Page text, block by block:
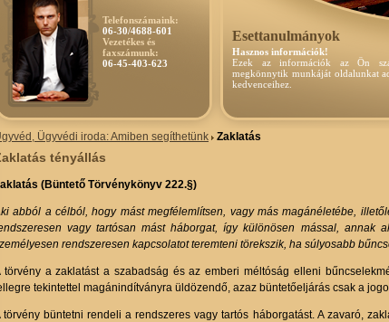
Telefonszámaink:
06-30/4688-601
Vezetékes és
faxszámunk:
06-45-403-623
Esettanulmányok
Hasznos információk!
Ezek az információk az Ön
megkönnytik munkáját oldalunkat
kedvenceihez.
Ügyvédi iroda: Amiben segíthetünk Zaklatás
tényállás
(Büntető Törvénykönyv 222.§)
abból a célból, hogy mást megfélemlítsen, vagy más magánéletébe,
vagy tartósan mást háborgat, így különösen mással, annak
rendszeresen kapcsolatot teremteni törekszik, ha súlyosabb
törvény a zaklatást a szabadság és az emberi méltóság elleni
tekintettel magánindítványra üldözendő, azaz büntetőeljárás csak a
törvény büntetni rendeli a rendszeres vagy tartós háborgatást. A zavaró,